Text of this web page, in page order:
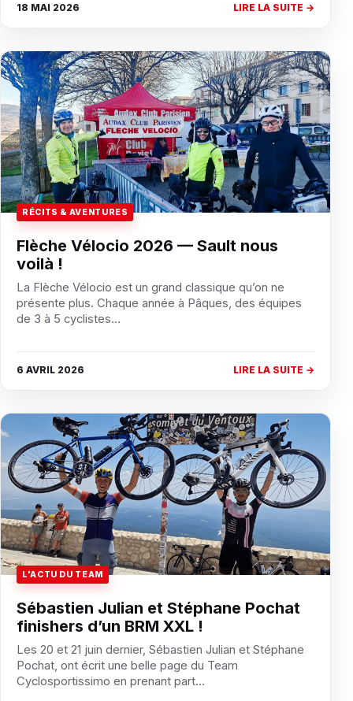
18 MAI 2026 LIRE LA SUITE →
RÉCITS & AVENTURES
Flèche Vélocio 2026 — Sault nous
voilà !
La Flèche Vélocio est un grand classique qu’on ne
présente plus. Chaque année à Pâques, des équipes
de 3 à 5 cyclistes…
6 AVRIL 2026 LIRE LA SUITE →
L'ACTU DU TEAM
Sébastien Julian et Stéphane Pochat
finishers d’un BRM XXL !
Les 20 et 21 juin dernier, Sébastien Julian et Stéphane
Pochat, ont écrit une belle page du Team
Cyclosportissimo en prenant part…